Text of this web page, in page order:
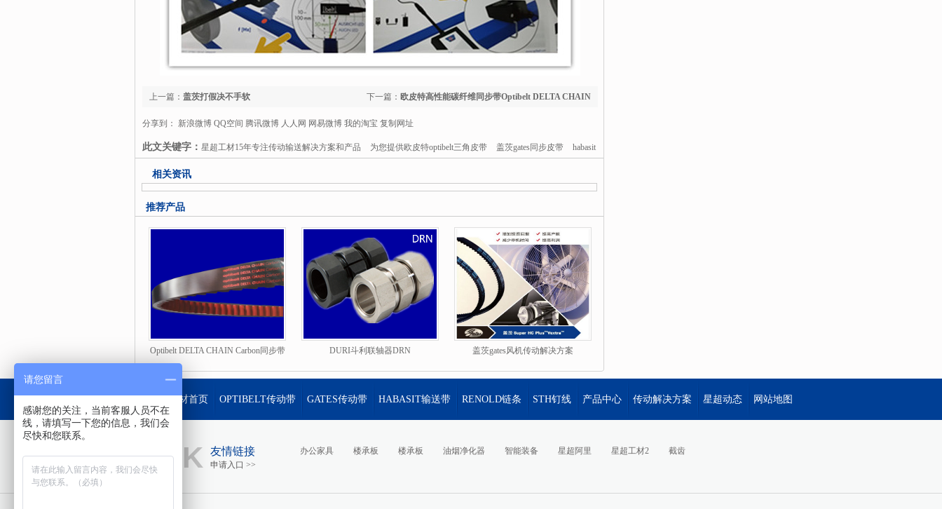
下一篇： 欧皮特高性能碳纤维同步带Optibelt DELTA CHAIN
性能介绍
上一篇： 盖茨打假决不手软
分享到： 新浪微博 QQ空间 腾讯微博 人人网 网易微博 我的淘宝 复制网址
此文关键字： 星超工材15年专注传动输送解决方案和产品 为您提供欧皮特optibelt三角皮带 盖茨gates同步皮带 habasit
哈柏司输送皮带
专注传动 输送解决方案及产品 是中国机械配件第一服务商.竭诚为您提供德国欧皮特optibelt传动皮带，美国盖茨gates传
动皮带，瑞士哈柏司habasit输送皮带，英国瑞诺德renold链条，马来西亚STH钉线
务。星超工材是中国机械配件第一服务商。
相关资讯
推荐产品
Optibelt DELTA CHAIN Carbon同步带 DURI斗利联轴器DRN 盖茨gates风机传动解决方案
星超工材首页 OPTIBELT传动带 GATES传动带 HABASIT输送带 RENOLD链条 STH钉线 产品中心 传动解决方案 星超动态 网站地图
LINK 友情链接
申请入口 >>
办公家具 楼承板 楼承板 油烟净化器 智能装备 星超阿里 星超工材2 截齿
请您留言
感谢您的关注，当前客服人员不在
线，请填写一下您的信息，我们会
尽快和您联系。